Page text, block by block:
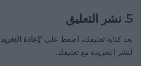
5. نشر التعليق
بعد كتابة تعليقك، اضغط على “إعادة
لنشر التغريدة مع تعليقك.